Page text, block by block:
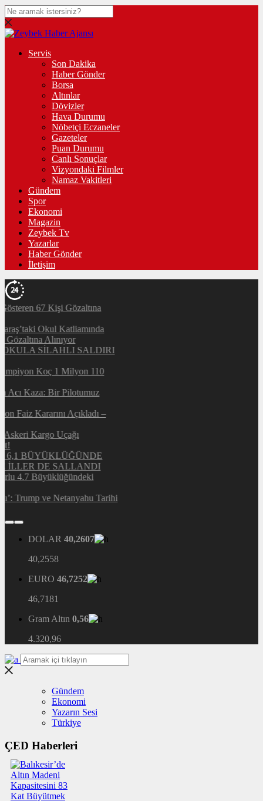
Servis
Son Dakika
Haber Gönder
Borsa
Altınlar
Dövizler
Hava Durumu
Nöbetçi Eczaneler
Gazeteler
Puan Durumu
Canlı Sonuçlar
Vizyondaki Filmler
Namaz Vakitleri
Gündem
Spor
Ekonomi
Magazin
Zeybek Tv
Yazarlar
Haber Gönder
İletişim
DOLAR 40,2607
40,2558
EURO 46,7252
46,7181
Gram Altın 0,56
4.320,96
Gündem
Ekonomi
Yazarın Sesi
Türkiye
ÇED Haberleri